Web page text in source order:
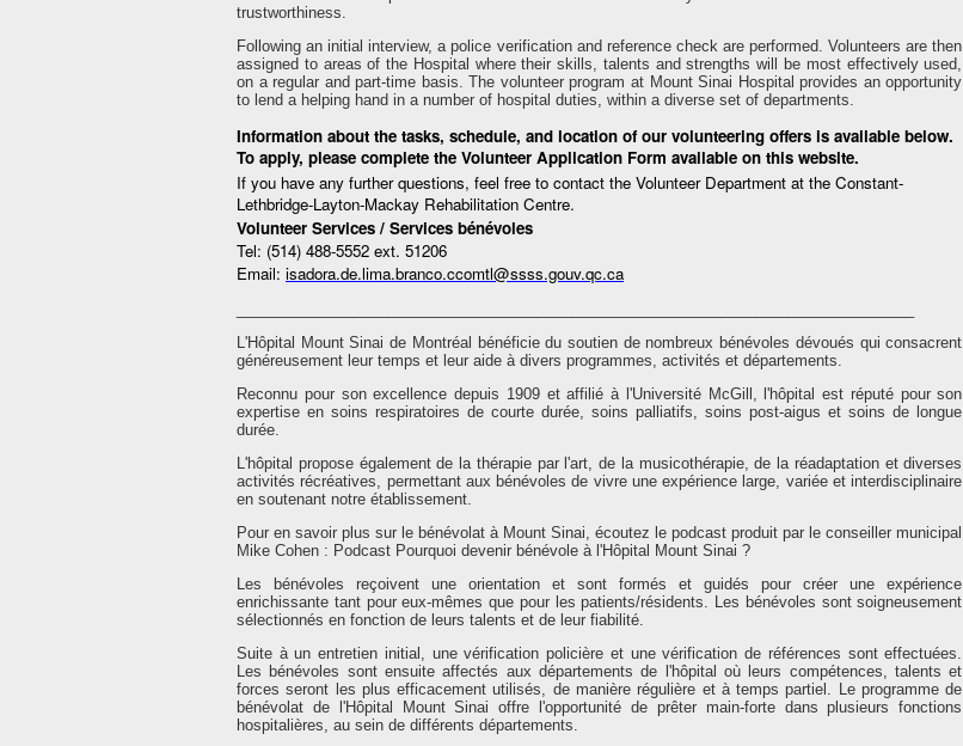
trustworthiness.
Following an initial interview, a police verification and reference check are performed. Volunteers are then
assigned to areas of the Hospital where their skills, talents and strengths will be most effectively used,
on a regular and part-time basis. The volunteer program at Mount Sinai Hospital provides an opportunity
to lend a helping hand in a number of hospital duties, within a diverse set of departments.
Information about the tasks, schedule, and location of our volunteering offers is available below.
To apply, please complete the Volunteer Application Form available on this website.
If you have any further questions, feel free to contact the Volunteer Department at the Constant-
Lethbridge-Layton-Mackay Rehabilitation Centre.
Volunteer Services / Services bénévoles
Tel: (514) 488-5552 ext. 51206
Email: isadora.de.lima.branco.ccomtl@ssss.gouv.qc.ca
L'Hôpital Mount Sinai de Montréal bénéficie du soutien de nombreux bénévoles dévoués qui consacrent
généreusement leur temps et leur aide à divers programmes, activités et départements.
Reconnu pour son excellence depuis 1909 et affilié à l'Université McGill, l'hôpital est réputé pour son
expertise en soins respiratoires de courte durée, soins palliatifs, soins post-aigus et soins de longue
durée.
L'hôpital propose également de la thérapie par l'art, de la musicothérapie, de la réadaptation et diverses
activités récréatives, permettant aux bénévoles de vivre une expérience large, variée et interdisciplinaire
en soutenant notre établissement.
Pour en savoir plus sur le bénévolat à Mount Sinai, écoutez le podcast produit par le conseiller municipal
Mike Cohen : Podcast Pourquoi devenir bénévole à l'Hôpital Mount Sinai ?
Les bénévoles reçoivent une orientation et sont formés et guidés pour créer une expérience
enrichissante tant pour eux-mêmes que pour les patients/résidents. Les bénévoles sont soigneusement
sélectionnés en fonction de leurs talents et de leur fiabilité.
Suite à un entretien initial, une vérification policière et une vérification de références sont effectuées.
Les bénévoles sont ensuite affectés aux départements de l'hôpital où leurs compétences, talents et
forces seront les plus efficacement utilisés, de manière régulière et à temps partiel. Le programme de
bénévolat de l'Hôpital Mount Sinai offre l'opportunité de prêter main-forte dans plusieurs fonctions
hospitalières, au sein de différents départements.